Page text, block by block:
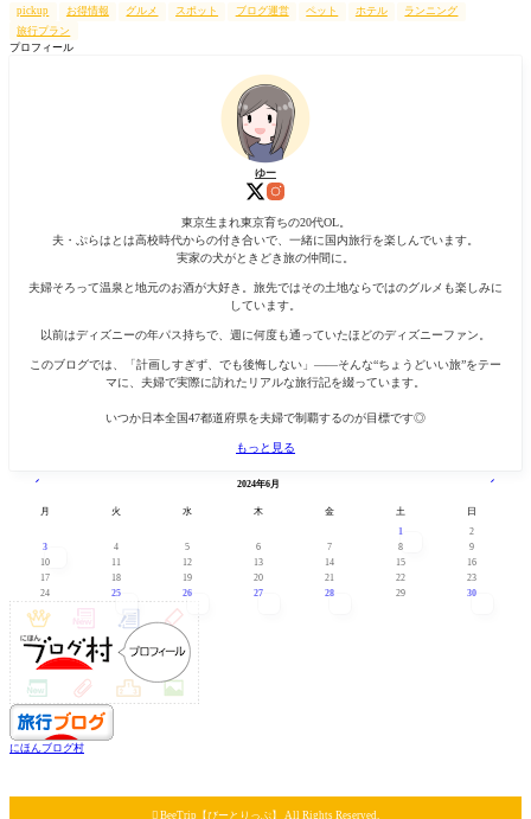
索pickup お得情報 グルメ スポット ブログ運営 ペット ホテル
ランニング
旅行プラン
プロフィール
ゆー
東京生まれ東京育ちの20代OL。
夫・ぷらはとは高校時代からの付き合いで、一緒に国内旅行を楽しんでいます。
実家の犬がときどき旅の仲間に。
夫婦そろって温泉と地元のお酒が大好き。旅先ではその土地ならではのグルメも楽しみに
しています。
以前はディズニーの年パス持ちで、週に何度も通っていたほどのディズニーファン。
このブログでは、「計画しすぎず、でも後悔しない」——そんな“ちょうどいい旅”をテー
マに、夫婦で実際に訪れたリアルな旅行記を綴っています。
いつか日本全国47都道府県を夫婦で制覇するのが目標です◎
もっと見る
2024年6月
月 火 水 木 金 土
日
1
2
3
4 5 6 7 8
9
10
11 12 13 14 15
16
17
18 19 20 21 22
23
24
25 26 27 28 29 30
にほんブログ村
 BeeTrip【びーとりっぷ】 All Rights Reserved.